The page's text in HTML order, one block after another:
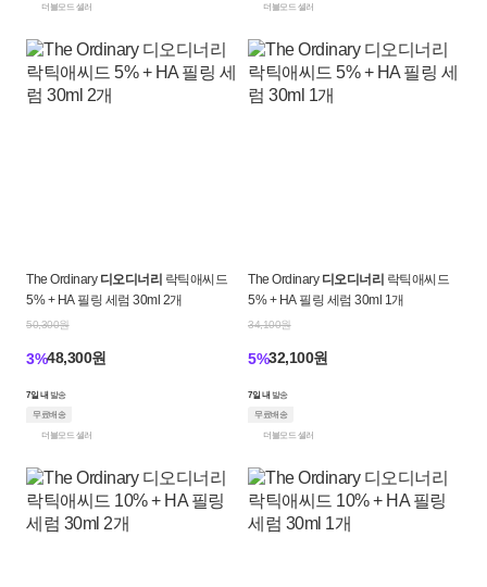
더블모드 셀러 더블모드 셀러
The Ordinary 디오디너리 락틱애씨드
5% + HA 필링 세럼 30ml 2개
50,300원
3%48,300원
7일 내 발송
무료배송
더블모드 셀러
The Ordinary 디오디너리 락틱애씨드
5% + HA 필링 세럼 30ml 1개
34,100원
5%32,100원
7일 내 발송
무료배송
더블모드 셀러